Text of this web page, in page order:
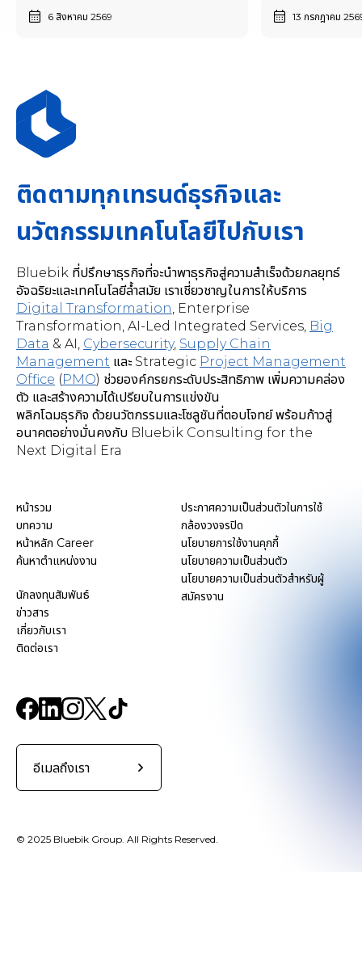
6 สิงหาคม 2569 13 กรกฎาคม
ติดตามทุกเทรนด์ธุรกิจและ
นวัตกรรมเทคโนโลยีไปกับเรา
Bluebik ที่ปรึกษาธุรกิจที่จะนำพาธุรกิจสู่ความสำเร็จด้วยกลยุทธ์
อัจฉริยะและเทคโนโลยีล้ำสมัย เราเชี่ยวชาญในการให้บริการ
Digital Transformation, Enterprise
Transformation, AI-Led Integrated Services, Big
Data & AI, Cybersecurity, Supply Chain
Management และ Strategic Project Management
Office (PMO) ช่วยองค์กรยกระดับประสิทธิภาพ เพิ่มความคล่อง
ตัว และสร้างความได้เปรียบในการแข่งขัน
พลิกโฉมธุรกิจ ด้วยนวัตกรรมและโซลูชันที่ตอบโจทย์ พร้อมก้าวสู่
อนาคตอย่างมั่นคงกับ Bluebik Consulting for the
Next Digital Era
หน้ารวม
บทความ
หน้าหลัก Career
ค้นหาตำแหน่งงาน
นักลงทุนสัมพันธ์
ข่าวสาร
เกี่ยวกับเรา
ติดต่อเรา
ประกาศความเป็นส่วนตัวในการใช้
กล้องวงจรปิด
นโยบายการใช้งานคุกกี้
นโยบายความเป็นส่วนตัว
นโยบายความเป็นส่วนตัวสำหรับผู้
สมัครงาน
อีเมลถึงเรา
© 2025 Bluebik Group. All Rights Reserved.